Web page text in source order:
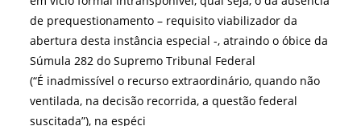
de prequestionamento – requisito viabilizador da
abertura desta instância especial -, atraindo o óbice da
Súmula 282 do Supremo Tribunal Federal
(“É inadmissível o recurso extraordinário, quando não
ventilada, na decisão recorrida, a questão federal
suscitada”), na espéci